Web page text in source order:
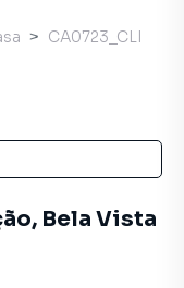
CA0723_CLI
Bela Vista